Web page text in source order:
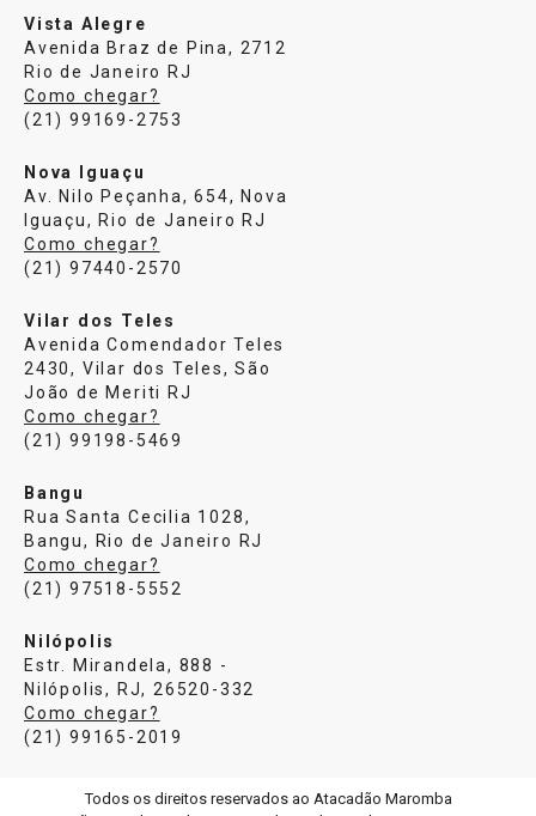
Vista Alegre
Avenida Braz de Pina, 2712
Rio de Janeiro RJ
Como chegar?
(21) 99169-2753
Nova Iguaçu
Av. Nilo Peçanha, 654, Nova
Iguaçu, Rio de Janeiro RJ
Como chegar?
(21) 97440-2570
Vilar dos Teles
Avenida Comendador Teles
2430, Vilar dos Teles, São
João de Meriti RJ
Como chegar?
(21) 99198-5469
Bangu
Rua Santa Cecilia 1028,
Bangu, Rio de Janeiro RJ
Como chegar?
(21) 97518-5552
Nilópolis
Estr. Mirandela, 888 -
Nilópolis, RJ, 26520-332
Como chegar?
(21) 99165-2019
Todos os direitos reservados ao Atacadão Maromba